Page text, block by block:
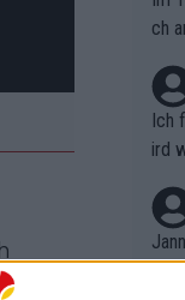
ch
Ich
ird
r in
em